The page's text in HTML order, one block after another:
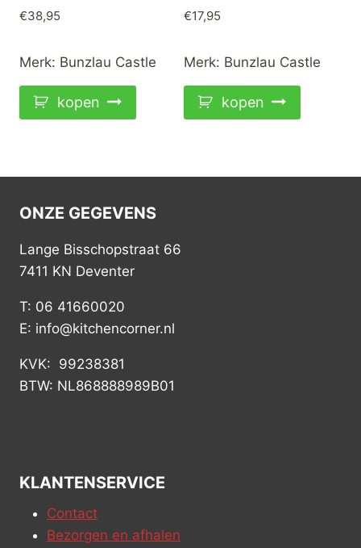
€38,95
Merk: Bunzlau Castle
kopen
€17,95
Merk: Bunzlau Castle
kopen
ONZE GEGEVENS
Lange Bisschopstraat 66
7411 KN Deventer
T: 06 41660020
E: info@kitchencorner.nl
KVK: 99238381
BTW: NL868888989B01
KLANTENSERVICE
Contact
Bezorgen en afhalen